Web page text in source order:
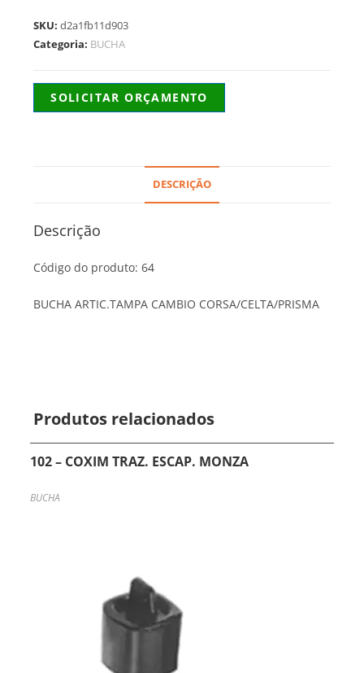
SKU:d2a1fb11d903
Categoria: BUCHA
SOLICITAR ORÇAMENTO
DESCRIÇÃO
Descrição
Código do produto: 64
BUCHA ARTIC.TAMPA CAMBIO CORSA/CELTA/PRISMA
Produtos relacionados
102 – COXIM TRAZ. ESCAP. MONZA
BUCHA